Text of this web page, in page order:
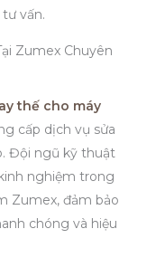
vấn.
Zumex Chuyên
thế cho máy
cấp dịch vụ sửa
Đội ngũ kỹ thuật
nghiệm trong
Zumex, đảm bảo
chóng và hiệu